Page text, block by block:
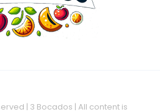
| 3 Bocados | All content is